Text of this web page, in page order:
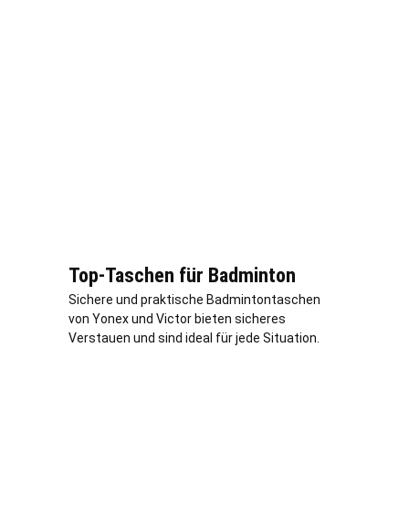
Top-Taschen für Badminton
Sichere und praktische Badmintontaschen
von Yonex und Victor bieten sicheres
Verstauen und sind ideal für jede Situation.